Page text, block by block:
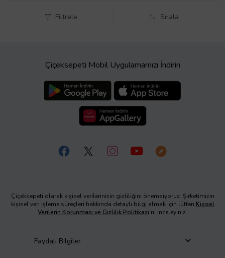
Filtrele Sırala
Çiçeksepeti Mobil Uygulamamızı İndirin
Çiçeksepeti olarak kişisel verilerinizin gizliliğini önemsiyoruz. Şirketimizin
kişisel veri işleme süreçleri hakkında detaylı bilgi almak için lütfen Kişisel
Verilerin Korunması ve Gizlilik Politikası’nı inceleyiniz.
Faydalı Bilgiler